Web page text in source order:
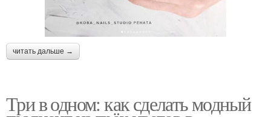
читать дальше →
Три в одном: как сделать модный